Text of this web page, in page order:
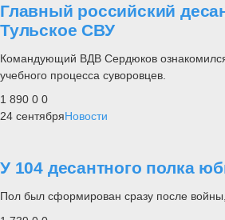
Главный российский
Тульское СВУ
Командующий ВДВ Сердюков
учебного процесса суворовцев.
1 890 0 0
24 сентябряНовости
У 104 десантного полка
Пол был сформирован сразу после войны,